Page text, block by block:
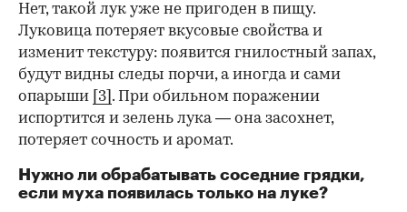
Нет, такой лук уже не пригоден в пищу.
Луковица потеряет вкусовые свойства и
изменит текстуру: появится гнилостный запах,
будут видны следы порчи, а иногда и сами
опарыши
[3] . При обильном поражении
испортится и зелень лука — она засохнет,
потеряет сочность и аромат.
Нужно ли обрабатывать соседние грядки,
если муха появилась только на луке?